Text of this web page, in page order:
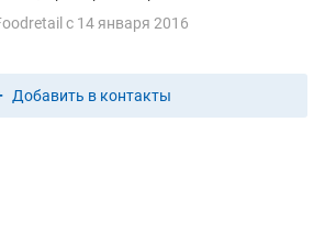
oodretail с 14 января 2016
Добавить в контакты